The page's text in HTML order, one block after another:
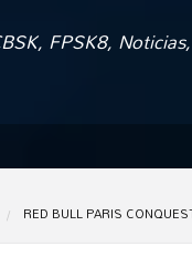
, FPSK8, Noticias,
RED BULL PARIS